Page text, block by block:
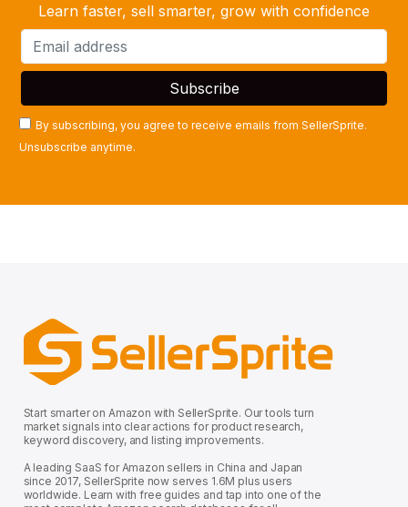
Learn faster, sell smarter, grow with confidence
By subscribing, you agree to receive emails from SellerSprite.
Unsubscribe anytime.